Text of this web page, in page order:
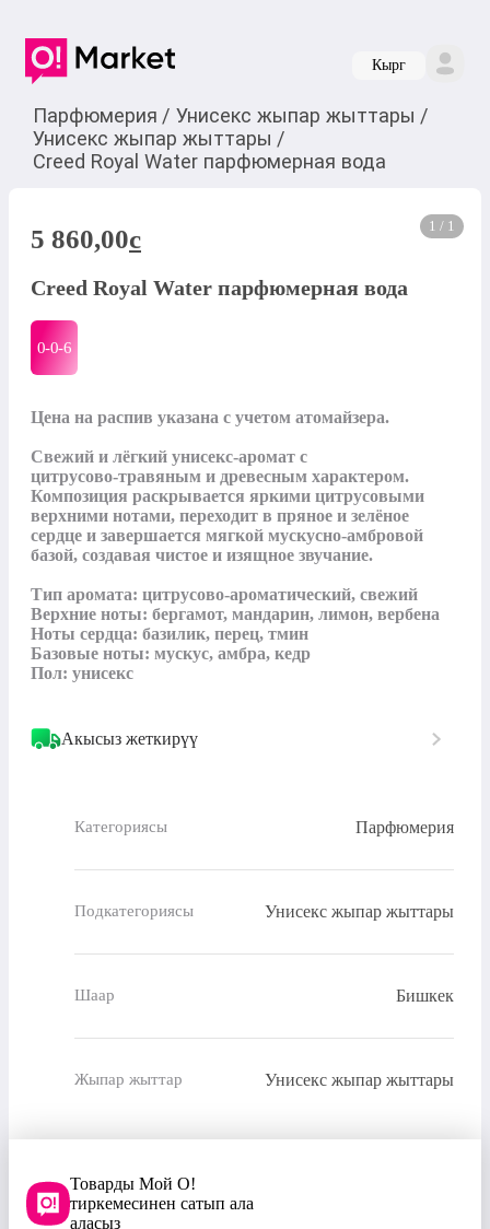
Кырг
Парфюмерия / Унисекс жыпар жыттары /
Унисекс жыпар жыттары /
Creed Royal Water парфюмерная вода
1 / 1
5 860,00c
Creed Royal Water парфюмерная вода
0-0-6
Цена на распив указана с учетом атомайзера.
Свежий и лёгкий унисекс‑аромат с
цитрусово‑травяным и древесным характером.
Композиция раскрывается яркими цитрусовыми
верхними нотами, переходит в пряное и зелёное
сердце и завершается мягкой мускусно‑амбровой
базой, создавая чистое и изящное звучание.
Тип аромата: цитрусово‑ароматический, свежий
Верхние ноты: бергамот, мандарин, лимон, вербена
Ноты сердца: базилик, перец, тмин
Базовые ноты: мускус, амбра, кедр
Пол: унисекс
Акысыз жеткирүү
Категориясы Парфюмерия
Подкатегориясы Унисекс жыпар жыттары
Шаар Бишкек
Жыпар жыттар Унисекс жыпар жыттары
Товарды Мой О!
тиркемесинен сатып ала
аласыз